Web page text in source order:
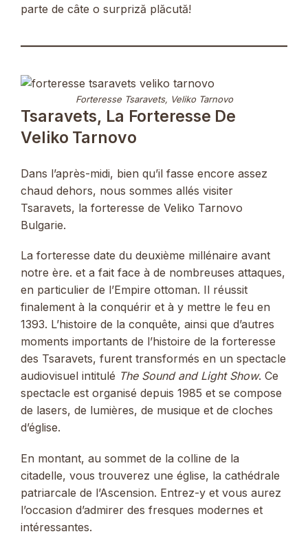
parte de câte o surpriză plăcută!
Forteresse Tsaravets, Veliko Tarnovo
Tsaravets, La Forteresse De
Veliko Tarnovo
Dans l’après-midi, bien qu’il fasse encore assez
chaud dehors, nous sommes allés visiter
Tsaravets, la forteresse de Veliko Tarnovo
Bulgarie.
La forteresse date du deuxième millénaire avant
notre ère. et a fait face à de nombreuses attaques,
en particulier de l’Empire ottoman. Il réussit
finalement à la conquérir et à y mettre le feu en
1393. L’histoire de la conquête, ainsi que d’autres
moments importants de l’histoire de la forteresse
des Tsaravets, furent transformés en un spectacle
audiovisuel intitulé The Sound and Light Show. Ce
spectacle est organisé depuis 1985 et se compose
de lasers, de lumières, de musique et de cloches
d’église.
En montant, au sommet de la colline de la
citadelle, vous trouverez une église, la cathédrale
patriarcale de l’Ascension. Entrez-y et vous aurez
l’occasion d’admirer des fresques modernes et
intéressantes.